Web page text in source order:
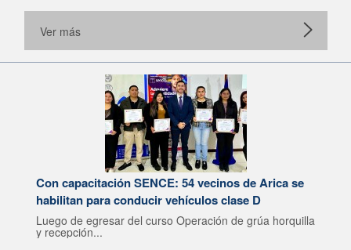
Ver más
Con capacitación SENCE: 54 vecinos de Arica se
habilitan para conducir vehículos clase D
Luego de egresar del curso Operación de grúa horquilla
y recepción...